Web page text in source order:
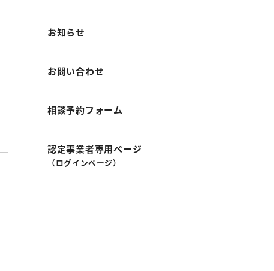
お知らせ
お問い合わせ
相談予約フォーム
認定事業者専用ページ
（ログインページ）